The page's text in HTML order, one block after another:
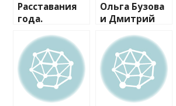
Расставания
года.
пары
Ольга Бузова
и Дмитрий
официально
развелись